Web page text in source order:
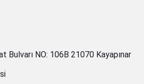
Bulvarı NO: 106B 21070 Kayapınar